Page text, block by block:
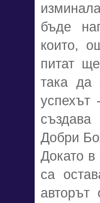
бъде
които,
питат
така да
успехът
Добри
Докато в
са